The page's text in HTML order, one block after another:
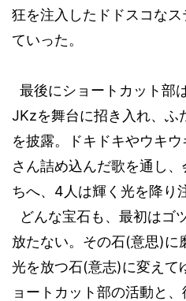
狂を注入したドドスコな
ていった。
最後にショートカット部
JKzを舞台に招き入れ、ふ
を披露。ドキドキやウキ
さん詰め込んだ歌を通し
ちへ、 4 人は輝く光を降り
どんな宝石も、最初はゴ
放たない。その石(意思)に
光を放つ石(意志)に変えて
ョートカット部の活動と